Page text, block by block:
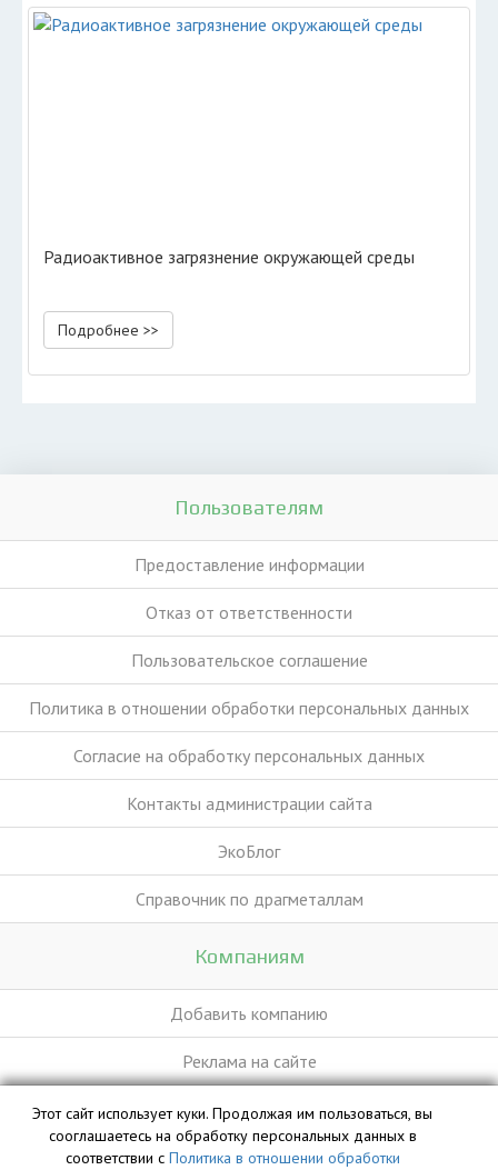
Радиоактивное загрязнение окружающей среды
Подробнее >>
Пользователям
Предоставление информации
Отказ от ответственности
Пользовательское соглашение
Политика в отношении обработки персональных данных
Согласие на обработку персональных данных
Контакты администрации сайта
ЭкоБлог
Справочник по драгметаллам
Компаниям
Добавить компанию
Реклама на сайте
База данных сайта vyvoz.org является интеллектуальной
собственностью ООО «Профит» и охраняется законом.
Этот сайт использует куки. Продолжая им пользоваться, вы
сооглашаетесь на обработку персональных данных в
соответствии с Политика в отношении обработки